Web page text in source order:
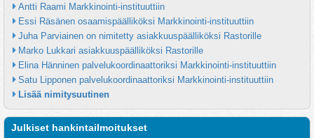
Antti Raami Markkinointi-instituuttiin
Essi Räsänen osaamispäälliköksi Markkinointi-instituuttiin
Juha Parviainen on nimitetty asiakkuuspäälliköksi Rastorille
Marko Lukkari asiakkuuspäälliköksi Rastorille
Elina Hänninen palvelukoordinaattoriksi Markkinointi-instituuttiin
Satu Lipponen palvelukoordinaattoriksi Markkinointi-instituuttiin
Lisää nimitysuutinen
Julkiset hankintailmoitukset